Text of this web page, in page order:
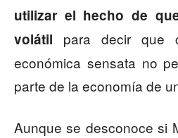
utilizar el hecho de
volátil para decir que
económica sensata no
parte de la economía de
Aunque se desconoce si